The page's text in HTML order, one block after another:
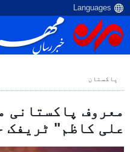
پاکستان
معروف پاکستانی
علی کاظم" ٹریفک